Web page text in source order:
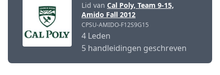
Lid van Cal Poly, Team 9-15,
Amido Fall 2012
CPSU-AMIDO-F12S9G15
4 Leden
5 handleidingen geschreven